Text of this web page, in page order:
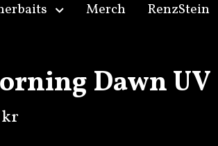
Merch
RenzStein
Dawn UV
kr